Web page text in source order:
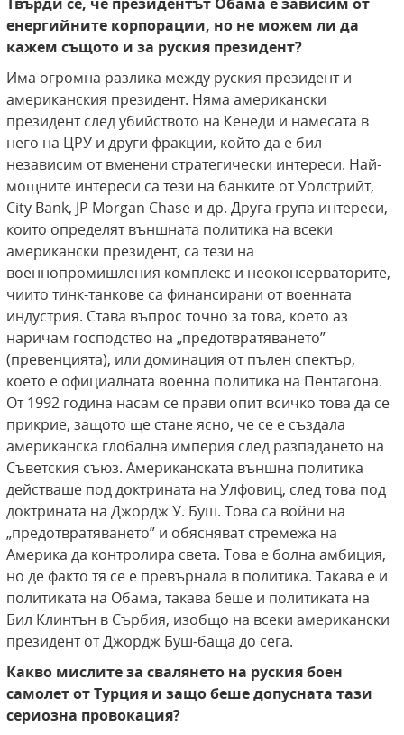
Твърди се, че президентът Обама е зависим от
енергийните корпорации, но не можем ли да
кажем същото и за руския президент?
Има огромна разлика между руския президент и
американския президент. Няма американски
президент след убийството на Кенеди и намесата в
него на ЦРУ и други фракции, който да е бил
независим от вменени стратегически интереси. Най-
мощните интереси са тези на банките от Уолстрийт,
City Bank, JP Morgan Chase и др. Друга група интереси,
които определят външната политика на всеки
американски президент, са тези на
военнопромишления комплекс и неоконсерваторите,
чиито тинк-танкове са финансирани от военната
индустрия. Става въпрос точно за това, което аз
наричам господство на „предотвратяването”
(превенцията), или доминация от пълен спектър,
което е официалната военна политика на Пентагона.
От 1992 година насам се прави опит всичко това да се
прикрие, защото ще стане ясно, че се е създала
американска глобална империя след разпадането на
Съветския съюз. Американската външна политика
действаше под доктрината на Улфовиц, след това под
доктрината на Джордж У. Буш. Това са войни на
„предотвратяването” и обясняват стремежа на
Америка да контролира света. Това е болна амбиция,
но де факто тя се е превърнала в политика. Такава е и
политиката на Обама, такава беше и политиката на
Бил Клинтън в Сърбия, изобщо на всеки американски
президент от Джордж Буш-баща до сега.
Какво мислите за свалянето на руския боен
самолет от Турция и защо беше допусната тази
сериозна провокация?